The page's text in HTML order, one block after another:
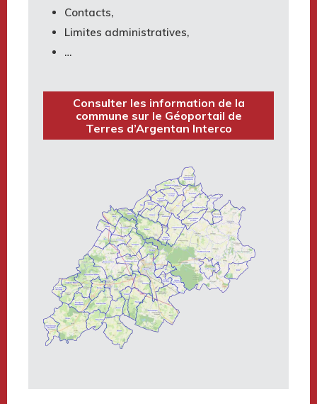
Contacts,
Limites administratives,
…
Consulter les information de la
commune sur le Géoportail de
Terres d’Argentan Interco